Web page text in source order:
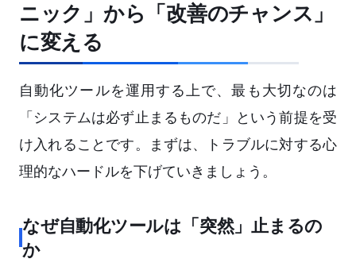
ニック」から「改善のチャンス」
に変える
自動化ツールを運用する上で、最も大切なのは
「システムは必ず止まるものだ」という前提を受
け入れることです。まずは、トラブルに対する心
理的なハードルを下げていきましょう。
なぜ自動化ツールは「突然」止まるの
か